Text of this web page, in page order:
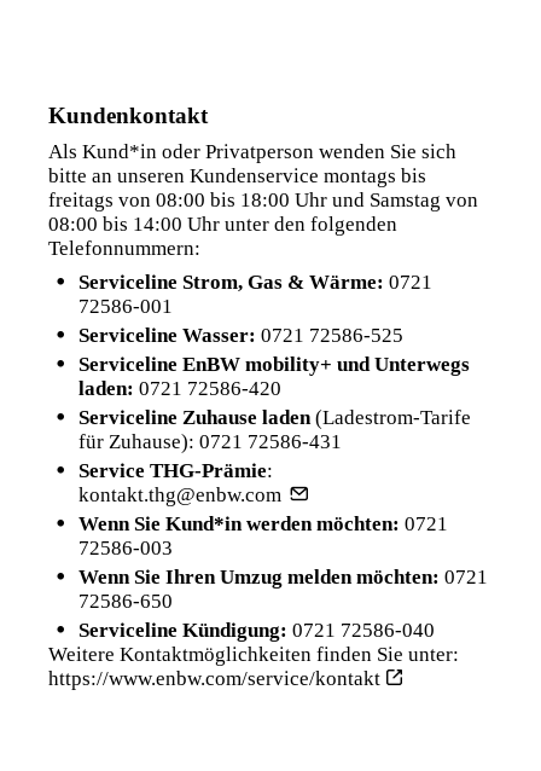
Kundenkontakt
Als Kund*in oder Privatperson wenden Sie sich
bitte an unseren Kundenservice montags bis
freitags von 08:00 bis 18:00 Uhr und Samstag von
08:00 bis 14:00 Uhr unter den folgenden
Telefonnummern:
Serviceline Strom, Gas & Wärme: 0721
72586-001
Serviceline Wasser: 0721 72586-525
Serviceline EnBW mobility+ und Unterwegs
laden: 0721 72586-420
Serviceline Zuhause laden(Ladestrom-Tarife
für Zuhause): 0721 72586-431
Service THG-Prämie:
kontakt.thg@enbw.com
Wenn Sie Kund*in werden möchten: 0721
72586-003
Wenn Sie Ihren Umzug melden möchten: 0721
72586-650
Serviceline Kündigung: 0721 72586-040
Weitere Kontaktmöglichkeiten finden Sie unter:
https://www.enbw.com/service/kontakt